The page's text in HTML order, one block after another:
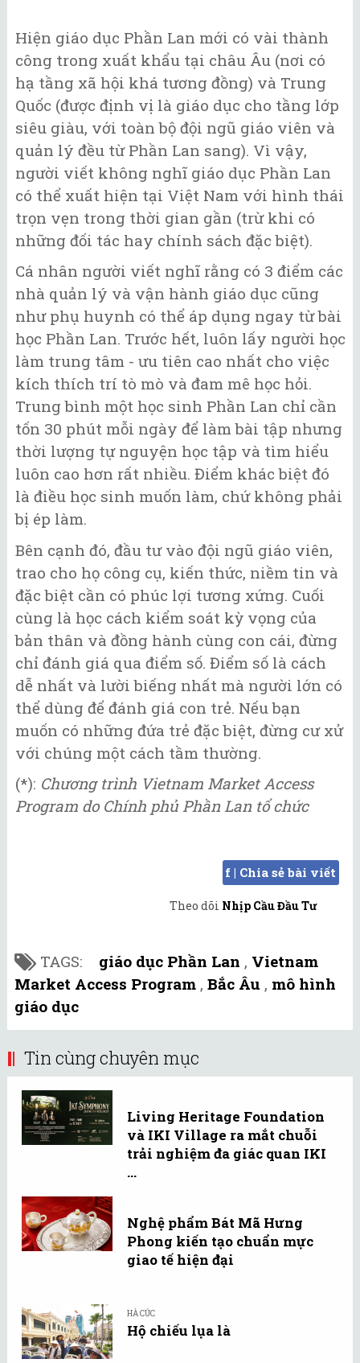
Hiện giáo dục Phần Lan mới có vài thành
công trong xuất khẩu tại châu Âu (nơi có
hạ tầng xã hội khá tương đồng) và Trung
Quốc (được định vị là giáo dục cho tầng lớp
siêu giàu, với toàn bộ đội ngũ giáo viên và
quản lý đều từ Phần Lan sang). Vì vậy,
người viết không nghĩ giáo dục Phần Lan
có thể xuất hiện tại Việt Nam với hình thái
trọn vẹn trong thời gian gần (trừ khi có
những đối tác hay chính sách đặc biệt).
Cá nhân người viết nghĩ rằng có 3 điểm các
nhà quản lý và vận hành giáo dục cũng
như phụ huynh có thể áp dụng ngay từ bài
học Phần Lan. Trước hết, luôn lấy người học
làm trung tâm - ưu tiên cao nhất cho việc
kích thích trí tò mò và đam mê học hỏi.
Trung bình một học sinh Phần Lan chỉ cần
tốn 30 phút mỗi ngày để làm bài tập nhưng
thời lượng tự nguyện học tập và tìm hiểu
luôn cao hơn rất nhiều. Điểm khác biệt đó
là điều học sinh muốn làm, chứ không phải
bị ép làm.
Bên cạnh đó, đầu tư vào đội ngũ giáo viên,
trao cho họ công cụ, kiến thức, niềm tin và
đặc biệt cần có phúc lợi tương xứng. Cuối
cùng là học cách kiểm soát kỳ vọng của
bản thân và đồng hành cùng con cái, đừng
chỉ đánh giá qua điểm số. Điểm số là cách
dễ nhất và lười biếng nhất mà người lớn có
thể dùng để đánh giá con trẻ. Nếu bạn
muốn có những đứa trẻ đặc biệt, đừng cư xử
với chúng một cách tầm thường.
(*): Chương trình Vietnam Market Access
Program do Chính phủ Phần Lan tổ chức
f | Chia sẻ bài viết
Theo dõi Nhịp Cầu Đầu Tư
TAGS: giáo dục Phần Lan , Vietnam
Market Access Program , Bắc Âu , mô hình
giáo dục
Tin cùng chuyên mục
Living Heritage Foundation
và IKI Village ra mắt chuỗi
trải nghiệm đa giác quan IKI
...
Nghệ phẩm Bát Mã Hưng
Phong kiến tạo chuẩn mực
giao tế hiện đại
HÀ CÚC
Hộ chiếu lụa là